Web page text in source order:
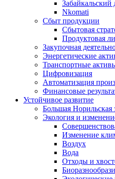
Забайкальский
Nkomati
Сбыт продукции
Сбытовая
Продуктовая
Закупочная
Энергетические
Транспортные
Цифровизация
Автоматизация
Финансовые
Устойчивое развитие
Большая Норильская
Экология и
Изменение
Воздух
Вода
Отходы и